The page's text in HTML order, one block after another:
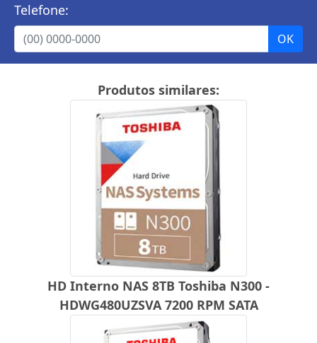
Telefone:
Produtos similares:
HD Interno NAS 8TB Toshiba N300 -
HDWG480UZSVA 7200 RPM SATA